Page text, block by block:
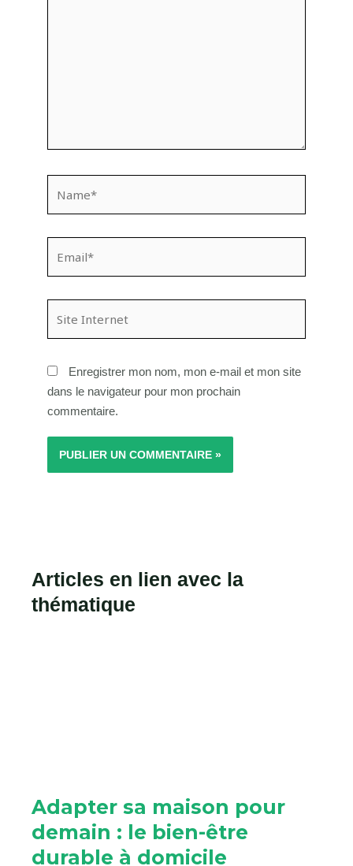
Internet
Enregistrer mon nom, mon e-mail et mon site
dans le navigateur pour mon prochain
commentaire.
Articles en lien avec la
thématique
Adapter sa maison pour
demain : le bien-être
durable à domicile